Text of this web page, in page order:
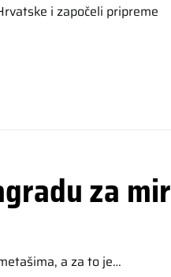
i započeli pripreme
za mir
a za to je…